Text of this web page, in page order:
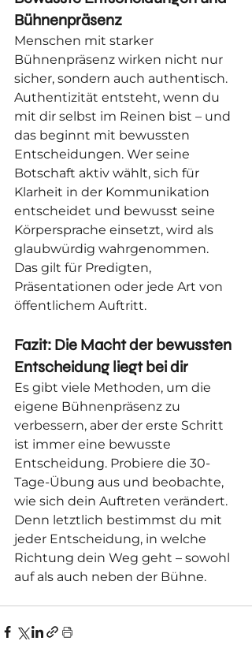
Bühnenpräsenz
Menschen mit starker
Bühnenpräsenz wirken nicht nur
sicher, sondern auch authentisch.
Authentizität entsteht, wenn du
mit dir selbst im Reinen bist – und
das beginnt mit bewussten
Entscheidungen. Wer seine
Botschaft aktiv wählt, sich für
Klarheit in der Kommunikation
entscheidet und bewusst seine
Körpersprache einsetzt, wird als
glaubwürdig wahrgenommen.
Das gilt für Predigten,
Präsentationen oder jede Art von
öffentlichem Auftritt.
Fazit: Die Macht der bewussten
Entscheidung liegt bei dir
Es gibt viele Methoden, um die
eigene Bühnenpräsenz zu
verbessern, aber der erste Schritt
ist immer eine bewusste
Entscheidung. Probiere die 30-
Tage-Übung aus und beobachte,
wie sich dein Auftreten verändert.
Denn letztlich bestimmst du mit
jeder Entscheidung, in welche
Richtung dein Weg geht – sowohl
auf als auch neben der Bühne.